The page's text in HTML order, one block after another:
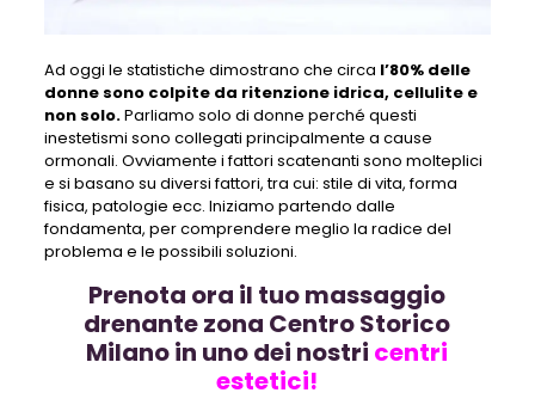
Ad oggi le statistiche dimostrano che circa l’80% delle
donne sono colpite da ritenzione idrica, cellulite e
non solo.Parliamo solo di donne perché questi
inestetismi sono collegati principalmente a cause
ormonali. Ovviamente i fattori scatenanti sono molteplici
e si basano su diversi fattori, tra cui: stile di vita, forma
fisica, patologie ecc. Iniziamo partendo dalle
fondamenta, per comprendere meglio la radice del
problema e le possibili soluzioni.
Prenota ora il tuo massaggio
drenante zona Centro Storico
Milano in uno dei nostri centri
estetici!